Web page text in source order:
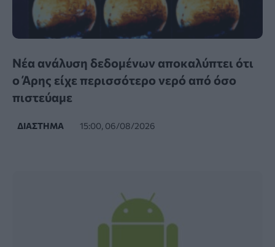
Νέα ανάλυση δεδομένων αποκαλύπτει ότι
ο Άρης είχε περισσότερο νερό από όσο
πιστεύαμε
ΔΙΆΣΤΗΜΑ 15:00, 06/08/2026